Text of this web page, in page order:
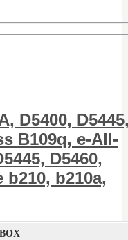
D5400,
B109q, e-All-
D5460,
b210, b210a,
BOX